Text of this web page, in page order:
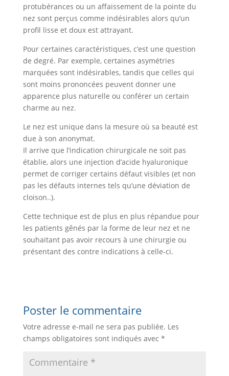
protubérances ou un affaissement de la pointe du
nez sont perçus comme indésirables alors qu’un
profil lisse et doux est attrayant.
Pour certaines caractéristiques, c’est une question
de degré. Par exemple, certaines asymétries
marquées sont indésirables, tandis que celles qui
sont moins prononcées peuvent donner une
apparence plus naturelle ou conférer un certain
charme au nez.
Le nez est unique dans la mesure où sa beauté est
due à son anonymat.
Il arrive que l’indication chirurgicale ne soit pas
établie, alors une injection d’acide hyaluronique
permet de corriger certains défaut visibles (et non
pas les défauts internes tels qu’une déviation de
cloison..).
Cette technique est de plus en plus répandue pour
les patients gênés par la forme de leur nez et ne
souhaitant pas avoir recours à une chirurgie ou
présentant des contre indications à celle-ci.
Poster le commentaire
Votre adresse e-mail ne sera pas publiée. Les
champs obligatoires sont indiqués avec *